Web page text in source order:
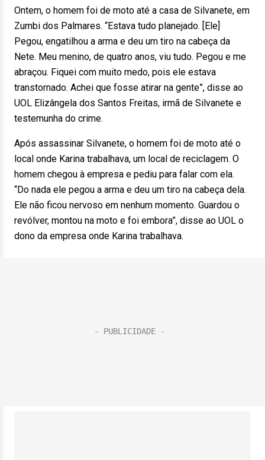
Ontem, o homem foi de moto até a casa de Silvanete, em
Zumbi dos Palmares. “Estava tudo planejado. [Ele]
Pegou, engatilhou a arma e deu um tiro na cabeça da
Nete. Meu menino, de quatro anos, viu tudo. Pegou e me
abraçou. Fiquei com muito medo, pois ele estava
transtornado. Achei que fosse atirar na gente”, disse ao
UOL Elizângela dos Santos Freitas, irmã de Silvanete e
testemunha do crime.
Após assassinar Silvanete, o homem foi de moto até o
local onde Karina trabalhava, um local de reciclagem. O
homem chegou à empresa e pediu para falar com ela.
“Do nada ele pegou a arma e deu um tiro na cabeça dela.
Ele não ficou nervoso em nenhum momento. Guardou o
revólver, montou na moto e foi embora”, disse ao UOL o
dono da empresa onde Karina trabalhava.